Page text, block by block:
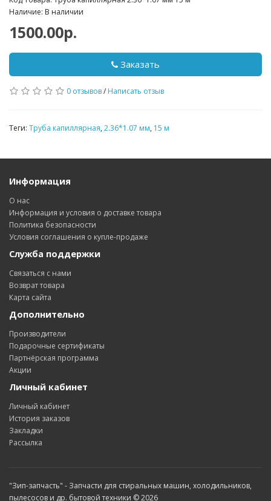
Наличие: В наличии
1500.00р.
Заказать
0 отзывов/ Написать отзыв
Теги: Труба капиллярная, 2.36*1.07 мм, 15 м
Информация
О нас
Информация и условия о доставке товара
Политика безопасности
Условия соглашения о купле-продаже
Служба поддержки
Связаться с нами
Возврат товара
Карта сайта
Дополнительно
Производители
Подарочные сертификаты
Партнёрская программа
Акции
Личный кабинет
Личный кабинет
История заказов
Закладки
Рассылка
"Зип-запчасть" - Запчасти для стиральных машин, холодильников,
пылесосов и др. бытовой техники © 2026